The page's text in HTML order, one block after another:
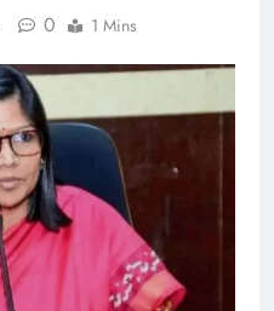
0 1 Mins